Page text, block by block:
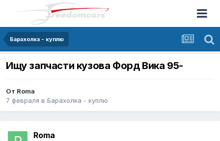
Барахолка - куплю
Ищу запчасти кузова Форд Вика 95-
От Roma
7 февраля в Барахолка - куплю
Roma